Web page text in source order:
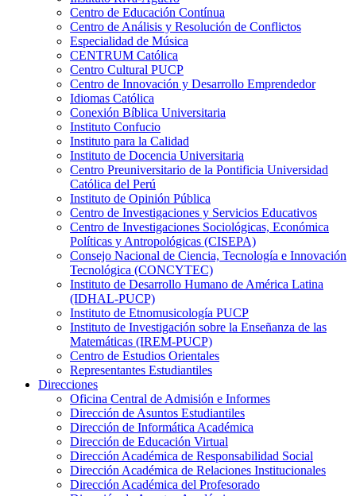
Centro de Educación Contínua
Centro de Análisis y Resolución de Conflictos
Especialidad de Música
CENTRUM Católica
Centro Cultural PUCP
Centro de Innovación y Desarrollo Emprendedor
Idiomas Católica
Conexión Bíblica Universitaria
Instituto Confucio
Instituto para la Calidad
Instituto de Docencia Universitaria
Centro Preuniversitario de la Pontificia Universidad
Católica del Perú
Instituto de Opinión Pública
Centro de Investigaciones y Servicios Educativos
Centro de Investigaciones Sociológicas, Económica
Políticas y Antropológicas (CISEPA)
Consejo Nacional de Ciencia, Tecnología e Innovación
Tecnológica (CONCYTEC)
Instituto de Desarrollo Humano de América Latina
(IDHAL-PUCP)
Instituto de Etnomusicología PUCP
Instituto de Investigación sobre la Enseñanza de las
Matemáticas (IREM-PUCP)
Centro de Estudios Orientales
Representantes Estudiantiles
Direcciones
Oficina Central de Admisión e Informes
Dirección de Asuntos Estudiantiles
Dirección de Informática Académica
Dirección de Educación Virtual
Dirección Académica de Responsabilidad Social
Dirección Académica de Relaciones Institucionales
Dirección Académica del Profesorado